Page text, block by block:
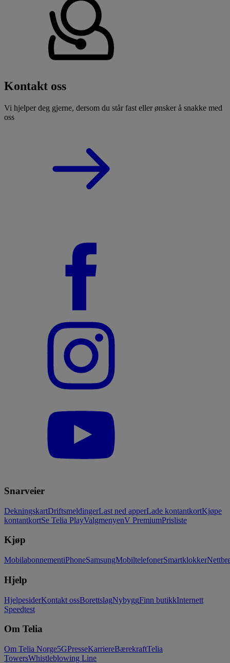
Kontakt oss
Vi hjelper deg gjerne, dersom du står fast eller ønsker å snakke med
oss
Snarveier
DekningskartDriftsmeldingerLast ned apperLade kontantkortKjøpe
kontantkortSe Telia PlayValgmenyenV PremiumPrisliste
Kjøp
MobilabonnementiPhoneSamsungMobiltelefonerSmartklokker
Hjelp
HjelpesiderKontakt ossBorettslagNybyggFinn butikkInternett
Speedtest
Om Telia
Om Telia Norge5GPresseKarriereBærekraftTelia
TowersWhistleblowing Line